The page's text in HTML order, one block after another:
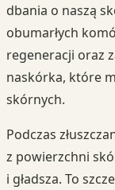
dbania o naszą
obumarłych
regeneracji oraz
naskórka, które
skórnych.
Podczas
z powierzchni
i gładsza. To